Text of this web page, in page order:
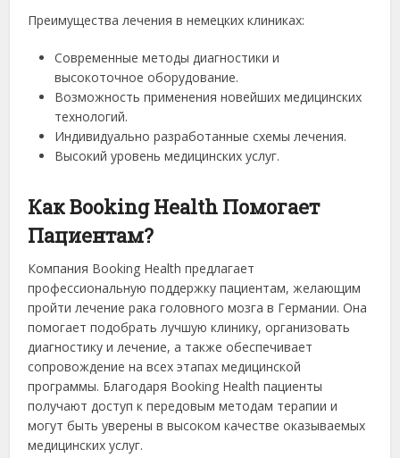
Преимущества лечения в немецких клиниках:
Современные методы диагностики и
высокоточное оборудование.
Возможность применения новейших медицинских
технологий.
Индивидуально разработанные схемы лечения.
Высокий уровень медицинских услуг.
Как Booking Health Помогает
Пациентам?
Компания Booking Health предлагает
профессиональную поддержку пациентам, желающим
пройти лечение рака головного мозга в Германии. Она
помогает подобрать лучшую клинику, организовать
диагностику и лечение, а также обеспечивает
сопровождение на всех этапах медицинской
программы. Благодаря Booking Health пациенты
получают доступ к передовым методам терапии и
могут быть уверены в высоком качестве оказываемых
медицинских услуг.